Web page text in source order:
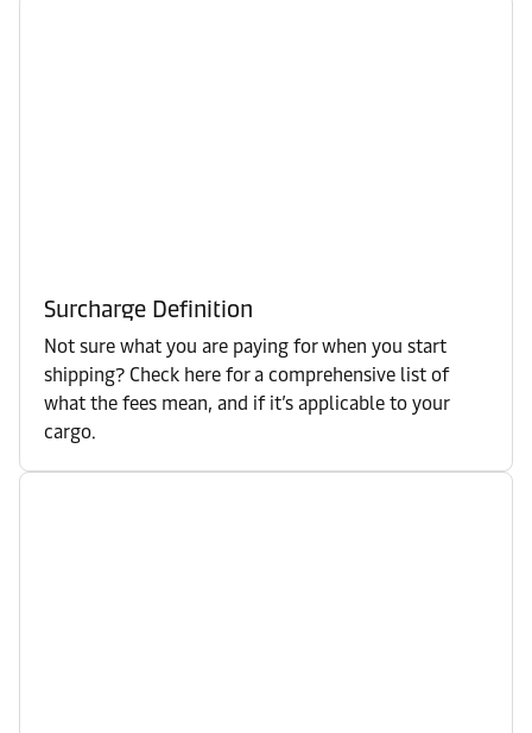
Surcharge Definition
Not sure what you are paying for when you start
shipping? Check here for a comprehensive list of
what the fees mean, and if it’s applicable to your
cargo.